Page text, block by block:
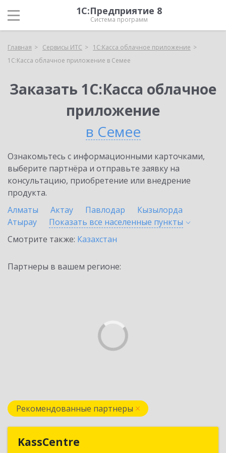
1С:Предприятие 8
Система программ
Главная Сервисы ИТС
1С:Касса облачное приложение
1С:Касса облачное приложение в Семее
Заказать 1С:Касса облачное
приложение
в Семее
Ознакомьтесь с информационными карточками,
выберите партнёра и отправьте заявку на
консультацию, приобретение или внедрение
продукта.
Алматы
Актау Павлодар
Кызылорда
Атырау
Показать все населенные пункты
Смотрите также: Казахстан
Партнеры в вашем регионе:
Рекомендованные партнеры
KassCentre